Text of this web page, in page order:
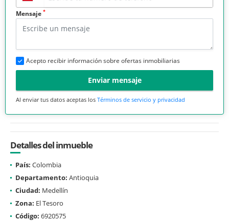
Mensaje *
Acepto recibir información sobre ofertas inmobiliarias
Enviar mensaje
Al enviar tus datos aceptas los Términos de servicio y privacidad
Detalles del inmueble
País: Colombia
Departamento: Antioquia
Ciudad: Medellín
Zona: El Tesoro
Código: 6920575